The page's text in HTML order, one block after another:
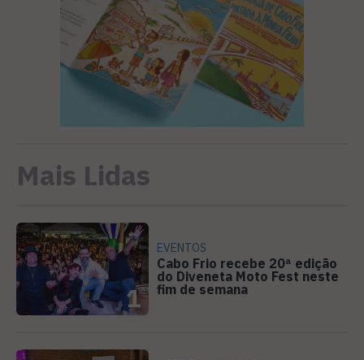
Mais Lidas
1
EVENTOS
Cabo Frio recebe 20ª edição
do Diveneta Moto Fest neste
fim de semana